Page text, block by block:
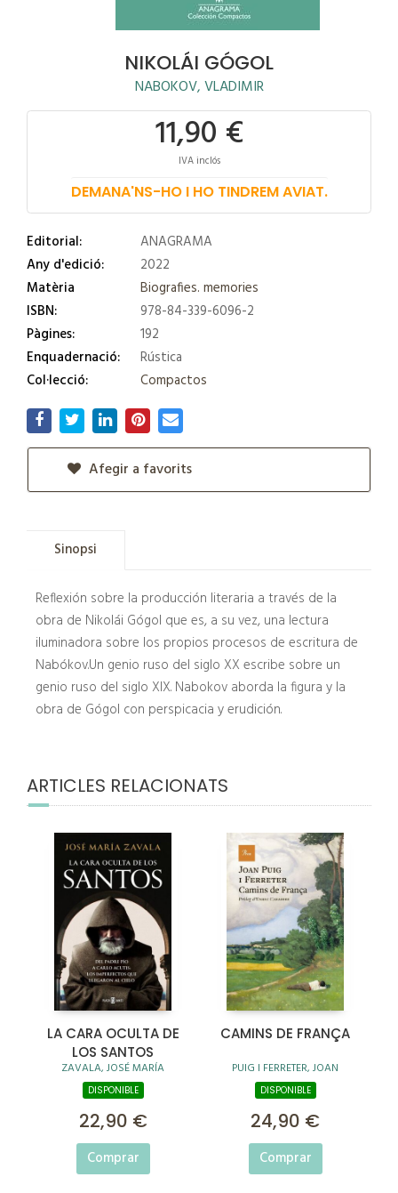
NIKOLÁI GÓGOL
NABOKOV, VLADIMIR
11,90 €
IVA inclós
DEMANA'NS-HO I HO TINDREM AVIAT.
Editorial:
ANAGRAMA
Any d'edició:
2022
Matèria
Biografies. memories
ISBN:
978-84-339-6096-2
Pàgines:
192
Enquadernació:
Rústica
Col·lecció:
Compactos
Afegir a favorits
Sinopsi
Reflexión sobre la producción literaria a través de la
obra de Nikolái Gógol que es, a su vez, una lectura
iluminadora sobre los propios procesos de escritura de
Nabókov.Un genio ruso del siglo XX escribe sobre un
genio ruso del siglo XIX. Nabokov aborda la figura y la
obra de Gógol con perspicacia y erudición.
ARTICLES RELACIONATS
LA CARA OCULTA DE
LOS SANTOS
ZAVALA, JOSÉ MARÍA
DISPONIBLE
22,90 €
Comprar
CAMINS DE FRANÇA
PUIG I FERRETER, JOAN
DISPONIBLE
24,90 €
Comprar